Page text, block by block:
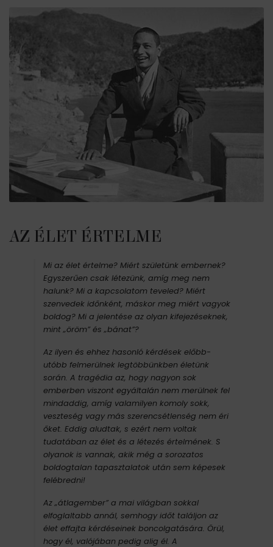
AZ ÉLET ÉRTELME
Mi az élet értelme? Miért születünk embernek?
Egyszerűen csak létezünk, amíg meg nem
halunk? Mi a kapcsolatom teveled? Miért
szenvedek időnként, máskor meg miért vagyok
boldog? Mi a jelentése az olyan kifejezéseknek,
mint „öröm” és „bánat”?
Az ilyen és ehhez hasonló kérdések előbb-
utóbb felmerülnek legtöbbünkben életünk
során. A tragédia az, hogy nagyon sok
emberben viszont egyáltalán nem merülnek fel
mindaddig, amíg valamilyen komoly sokk,
veszteség vagy más szerencsétlenség nem éri
őket. Eddig aludtak, s ezért nem voltak
tudatában az élet és a létezés értelmének. S
olyanok is vannak, akik még a sorozatos
boldogtalan tapasztalatok után sem képesek
felébredni!
Az „átlagember” a mai világban sokkal
elfoglaltabb annál, semhogy időt találjon az
élet effajta kérdéseinek boncolgatására. Örül,
hogy él, valójában pedig alig él. A